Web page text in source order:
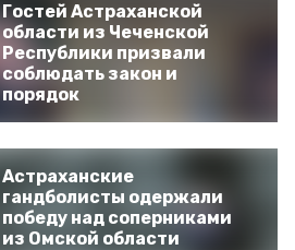
Гостей Астраханской
области из Чеченской
Республики призвали
соблюдать закон и
порядок
Астраханские
гандболисты одержали
победу над соперниками
из Омской области